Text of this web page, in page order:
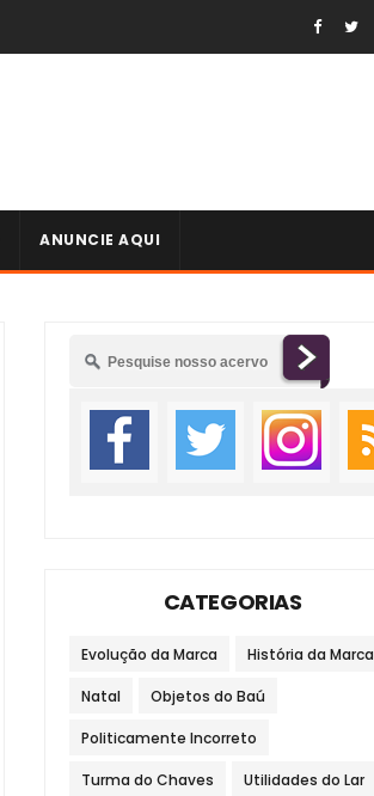
ANUNCIE AQUI
CATEGORIAS
Evolução da Marca História da Marca
Natal Objetos do Baú
Politicamente Incorreto
Turma do Chaves Utilidades do Lar